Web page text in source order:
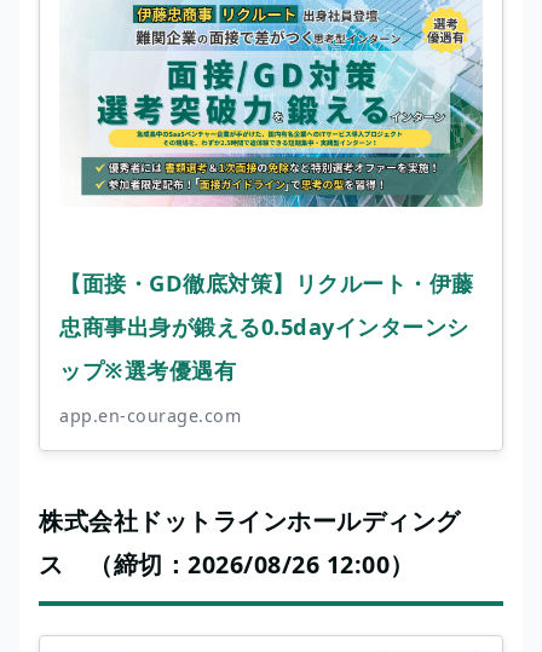
【面接・GD徹底対策】リクルート・伊藤
忠商事出身が鍛える0.5dayインターンシ
ップ※選考優遇有
app.en-courage.com
株式会社ドットラインホールディング
ス （締切：2026/08/26 12:00）